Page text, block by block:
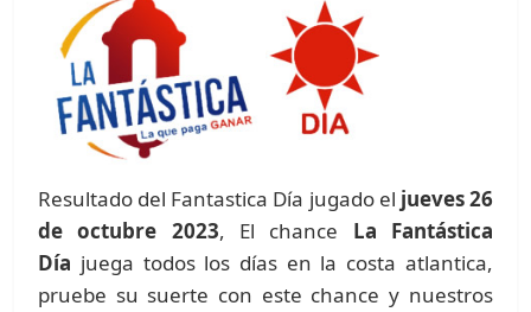
Resultado del Fantastica Día jugado el jueves 26
de octubre 2023, El chance La Fantástica
Día juega todos los días en la costa atlantica,
pruebe su suerte con este chance y nuestros